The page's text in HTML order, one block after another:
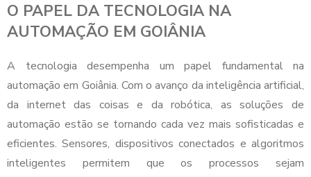
O PAPEL DA TECNOLOGIA NA
AUTOMAÇÃO EM GOIÂNIA
A tecnologia desempenha um papel fundamental na
automação em Goiânia. Com o avanço da inteligência artificial,
da internet das coisas e da robótica, as soluções de
automação estão se tornando cada vez mais sofisticadas e
eficientes. Sensores, dispositivos conectados e algoritmos
inteligentes permitem que os processos sejam